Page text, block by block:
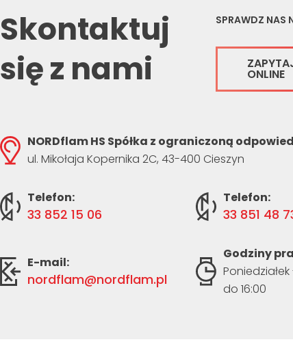
Skontaktuj
się z nami
SPRAWDZ NAS
ONLINE
NORDflam HS Spółka z ograniczoną
ul. Mikołaja Kopernika 2C, 43-400 Cieszyn
Telefon:
33 852 15 06
Telefon:
33 851 48
E-mail:
nordflam@nordflam.pl
Godziny
do 16:00